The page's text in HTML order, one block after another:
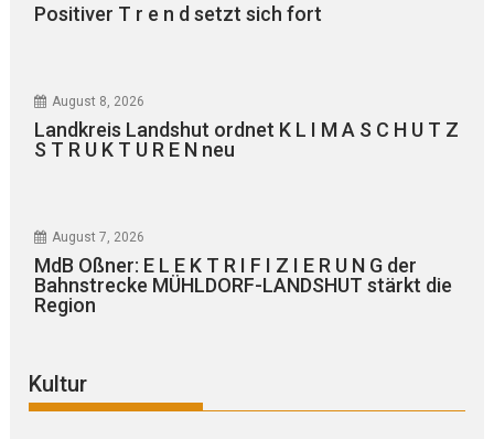
Positiver T r e n d setzt sich fort
August 8, 2026
Landkreis Landshut ordnet K L I M A S C H U T Z
S T R U K T U R E N neu
August 7, 2026
MdB Oßner: E L E K T R I F I Z I E R U N G der
Bahnstrecke MÜHLDORF-LANDSHUT stärkt die
Region
Kultur